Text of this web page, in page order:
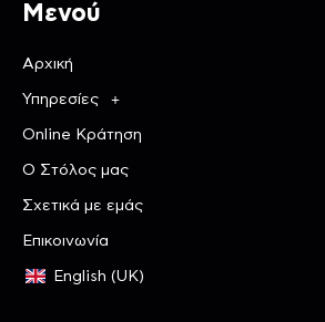
Μενού
Αρχική
Υπηρεσίες
Online Κράτηση
Ο Στόλος μας
Σχετικά με εμάς
Επικοινωνία
English (UK)